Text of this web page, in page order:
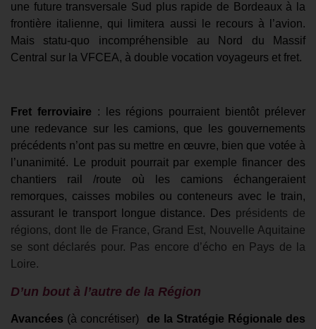
une future transversale Sud plus rapide de Bordeaux à la
frontière italienne, qui limitera aussi le recours à l’avion.
Mais statu-quo incompréhensible au Nord du Massif
Central sur la VFCEA, à double vocation voyageurs et fret.
Fret ferroviaire : les régions pourraient bientôt prélever
une redevance sur les camions, que les gouvernements
précédents n’ont pas su mettre en œuvre, bien que votée à
l’unanimité. Le produit pourrait par exemple financer des
chantiers rail /route où les camions échangeraient
remorques, caisses mobiles ou conteneurs avec le train,
assurant le transport longue distance. Des présidents de
régions, dont Ile de France, Grand Est, Nouvelle Aquitaine
se sont déclarés pour. Pas encore d’écho en Pays de la
Loire.
D’un bout à l’autre de la Région
Avancées (à concrétiser) de la Stratégie Régionale des